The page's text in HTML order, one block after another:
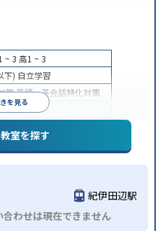
を見る
~ 3 高1 ~ 3
下) 自立学習
策英語・英会話特化対策
講可
室を探す
紀伊田辺駅
わせは現在できません